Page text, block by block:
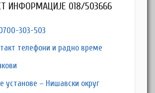
ИНФОРМАЦИЈЕ 018/503666
303-503
телефони и радно време
установе – Нишавски округ